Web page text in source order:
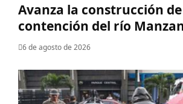
Avanza la construcción
contención del río
6 de agosto de 2026